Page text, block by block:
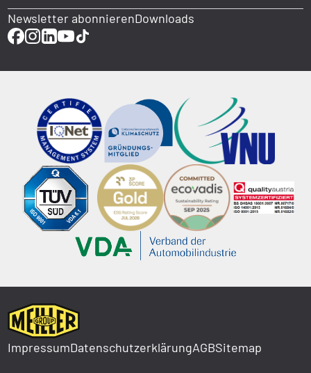
Newsletter abonnierenDownloads
ImpressumDatenschutzerklärungAGBSitemap